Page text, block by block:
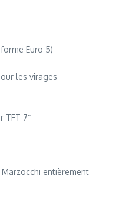
Euro 5)
les virages
TFT 7″
entièrement